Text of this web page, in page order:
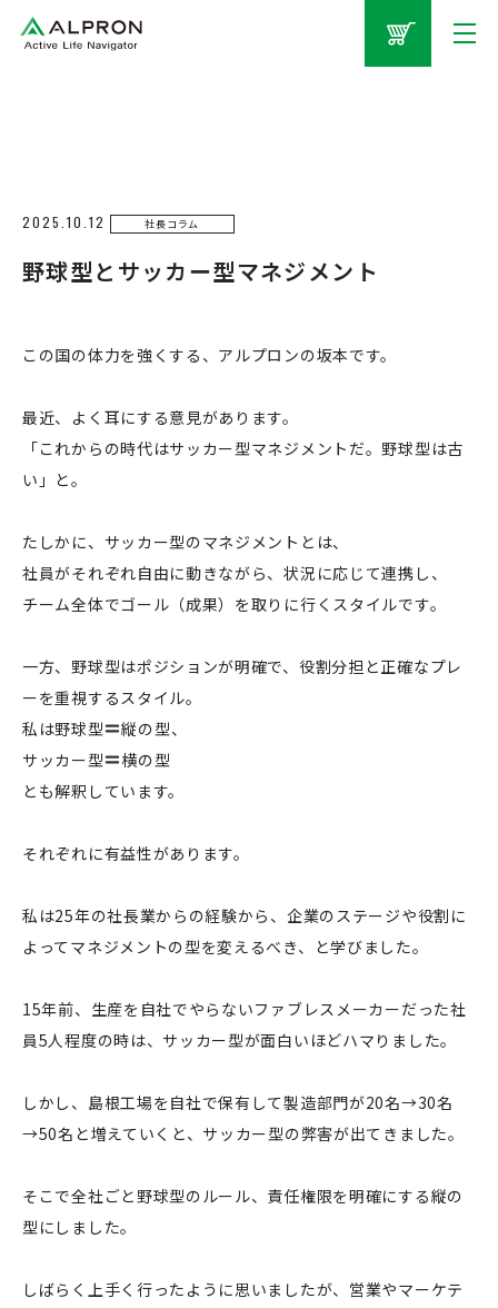
2025.10.12 社長コラム
野球型とサッカー型マネジメント
この国の体力を強くする、アルプロンの坂本です。
最近、よく耳にする意見があります。
「これからの時代はサッカー型マネジメントだ。野球型は古
い」と。
たしかに、サッカー型のマネジメントとは、
社員がそれぞれ自由に動きながら、状況に応じて連携し、
チーム全体でゴール（成果）を取りに行くスタイルです。
一方、野球型はポジションが明確で、役割分担と正確なプレ
ーを重視するスタイル。
私は野球型
縦の型、
サッカー型
横の型
とも解釈しています。
それぞれに有益性があります。
私は25年の社長業からの経験から、企業のステージや役割に
よってマネジメントの型を変えるべき、と学びました。
15年前、生産を自社でやらないファブレスメーカーだった社
員5人程度の時は、サッカー型が面白いほどハマりました。
しかし、島根工場を自社で保有して製造部門が20名→30名
→50名と増えていくと、サッカー型の弊害が出てきました。
そこで全社ごと野球型のルール、責任権限を明確にする縦の
型にしました。
しばらく上手く行ったように思いましたが、営業やマーケテ